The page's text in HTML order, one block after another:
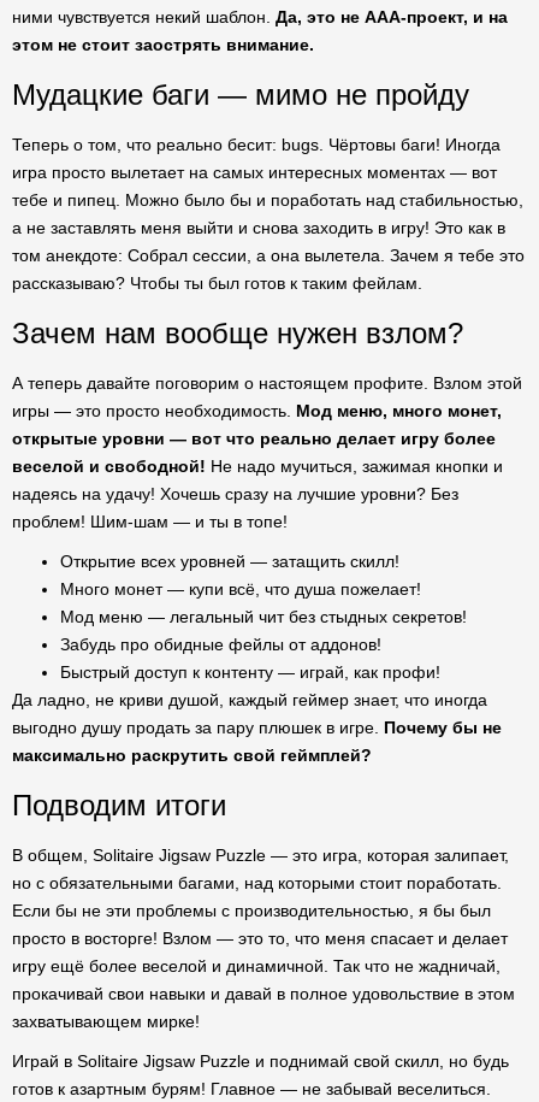
ними чувствуется некий шаблон. Да, это не AAA-проект, и на
этом не стоит заострять внимание.
Мудацкие баги — мимо не пройду
Теперь о том, что реально бесит: bugs. Чёртовы баги! Иногда
игра просто вылетает на самых интересных моментах — вот
тебе и пипец. Можно было бы и поработать над стабильностью,
а не заставлять меня выйти и снова заходить в игру! Это как в
том анекдоте: Собрал сессии, а она вылетела. Зачем я тебе это
рассказываю? Чтобы ты был готов к таким фейлам.
Зачем нам вообще нужен взлом?
А теперь давайте поговорим о настоящем профите. Взлом этой
игры — это просто необходимость. Мод меню, много монет,
открытые уровни — вот что реально делает игру более
веселой и свободной! Не надо мучиться, зажимая кнопки и
надеясь на удачу! Хочешь сразу на лучшие уровни? Без
проблем! Шим-шам — и ты в топе!
Открытие всех уровней — затащить скилл!
Много монет — купи всё, что душа пожелает!
Мод меню — легальный чит без стыдных секретов!
Забудь про обидные фейлы от аддонов!
Быстрый доступ к контенту — играй, как профи!
Да ладно, не криви душой, каждый геймер знает, что иногда
выгодно душу продать за пару плюшек в игре. Почему бы не
максимально раскрутить свой геймплей?
Подводим итоги
В общем, Solitaire Jigsaw Puzzle — это игра, которая залипает,
но с обязательными багами, над которыми стоит поработать.
Если бы не эти проблемы с производительностью, я бы был
просто в восторге! Взлом — это то, что меня спасает и делает
игру ещё более веселой и динамичной. Так что не жадничай,
прокачивай свои навыки и давай в полное удовольствие в этом
захватывающем мирке!
Играй в Solitaire Jigsaw Puzzle и поднимай свой скилл, но будь
готов к азартным бурям! Главное — не забывай веселиться.